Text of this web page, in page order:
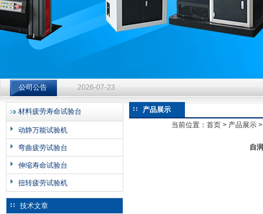
济南中创工业测试系统有限公司
公司公告 2026-07-23
钻杆扭转试验台选型指南：从额定扭矩到加载频率的工况适配
2026-07-23
钻杆扭转试验台选型指南：从额定扭矩到加载频率的工况适配
2026-07-23
材料疲劳寿命试验台
动静万能试验机
弯曲疲劳试验台
伸缩寿命试验台
扭转疲劳试验机
技术文章
产品展示
当前位置： 首页 > 产品展示
自